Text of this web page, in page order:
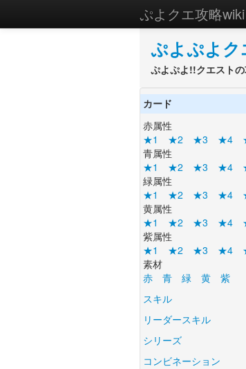
ぷよクエ攻略wiki
ぷよぷよ
ぷよぷよ!!クエスト
カード
赤属性
★1
★2 ★3 ★4
青属性
★1
★2 ★3 ★4
緑属性
★1
★2 ★3 ★4
黄属性
★1
★2 ★3 ★4
紫属性
★1
★2 ★3 ★4
素材
赤
青 緑 黄
紫
スキル
リーダースキル
シリーズ
コンビネーション